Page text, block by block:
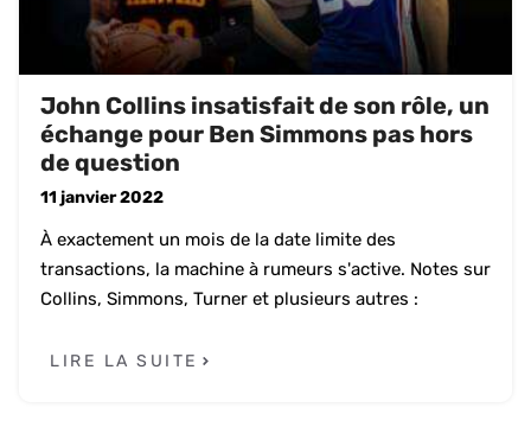
John Collins insatisfait de son rôle, un
échange pour Ben Simmons pas hors
de question
11 janvier 2022
À exactement un mois de la date limite des
transactions, la machine à rumeurs s'active. Notes sur
Collins, Simmons, Turner et plusieurs autres :
LIRE LA SUITE